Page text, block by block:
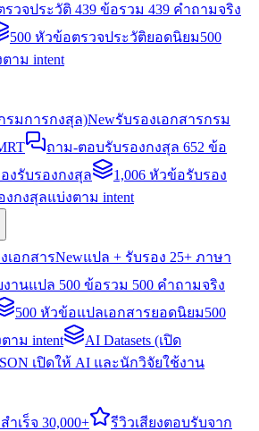
วจประวัติ 439 ข้อรวม 439 คำถามจริง
500 หัวข้อตรวจประวัติยอดนิยม500
าม intent
รมการกงสุล)Newรับรองเอกสารกรม
ถาม-ตอบรับรองกงสุล 652 ข้อ
งรับรองกงสุล
1,006 หัวข้อรับรอง
งกงสุลแบ่งตาม intent
เอกสารNewแปล + รับรอง 25+ ภาษา
านแปล 500 ข้อรวม 500 คำถามจริง
500 หัวข้อแปลเอกสารยอดนิยม500
าม intent
AI Datasets (เปิด
เปิดให้ AI และนักวิจัยใช้งาน
ำเร็จ 30,000+ รีวิวเสียงตอบรับจาก